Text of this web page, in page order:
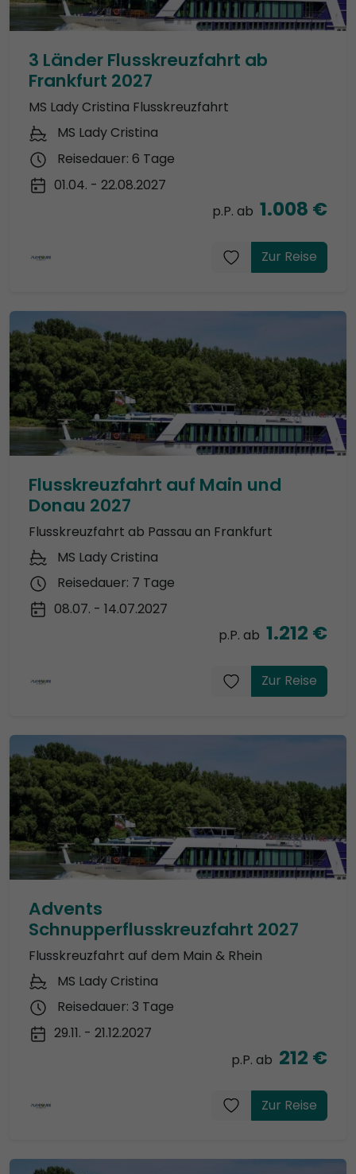
3 Länder Flusskreuzfahrt ab
Frankfurt 2027
MS Lady Cristina Flusskreuzfahrt
MS Lady Cristina
Reisedauer: 6 Tage
01.04. - 22.08.2027
p.P. ab 1.008 €
Zur Reise
Flusskreuzfahrt auf Main und
Donau 2027
Flusskreuzfahrt ab Passau an Frankfurt
MS Lady Cristina
Reisedauer: 7 Tage
08.07. - 14.07.2027
p.P. ab 1.212 €
Zur Reise
Advents
Schnupperflusskreuzfahrt 2027
Flusskreuzfahrt auf dem Main & Rhein
MS Lady Cristina
Reisedauer: 3 Tage
29.11. - 21.12.2027
p.P. ab 212 €
Zur Reise